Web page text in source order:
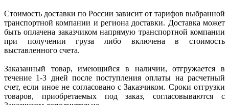
Стоимость доставки по России зависит от тарифов выбранной
транспортной компании и региона доставки. Доставка может
быть оплачена заказчиком напрямую транспортной компании
при получении груза либо включена в стоимость
выставленного счета.
Заказанный товар, имеющийся в наличии, отгружается в
течение 1-3 дней после поступления оплаты на расчетный
счет, если иное не согласовано с Заказчиком. Сроки отгрузки
товаров, приобретаемых под заказ, согласовываются с